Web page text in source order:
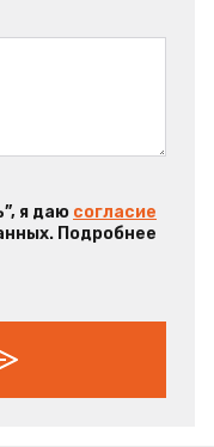
я даю согласие
Подробнее